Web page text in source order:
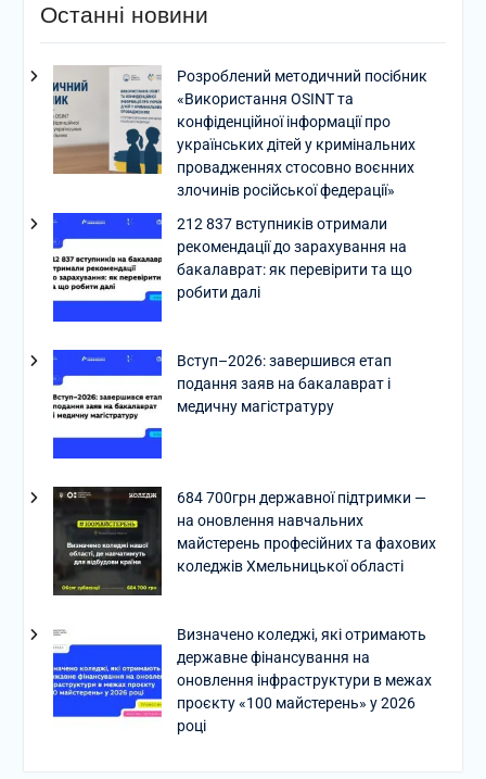
Останні новини
Розроблений методичний посібник
«Використання OSINT та
конфіденційної інформації про
українських дітей у кримінальних
провадженнях стосовно воєнних
злочинів російської федерації»
212 837 вступників отримали
рекомендації до зарахування на
бакалаврат: як перевірити та що
робити далі
Вступ–2026: завершився етап
подання заяв на бакалаврат і
медичну магістратуру
684 700грн державної підтримки —
на оновлення навчальних
майстерень професійних та фахових
коледжів Хмельницької області
Визначено коледжі, які отримають
державне фінансування на
оновлення інфраструктури в межах
проєкту «100 майстерень» у 2026
році